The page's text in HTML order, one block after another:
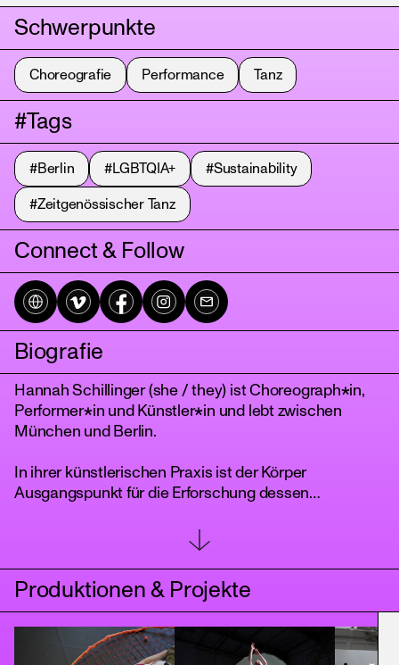
Schwerpunkte
Choreografie Performance Tanz
#Tags
#Berlin #LGBTQIA+ #Sustainability
#Zeitgenössischer Tanz
Connect & Follow
Biografie
Hannah Schillinger (she / they) ist Choreograph*in,
Performer*in und Künstler*in und lebt zwischen
München und Berlin.
In ihrer künstlerischen Praxis ist der Körper
Ausgangspunkt für die Erforschung dessen
Erfahrung und Vorstellungskraft durch Bewegung,
Ihre Arbeiten beschäftigen sich kritisch mit
europäischem Kulturerbe. Sie befinden sich im Dialog
mit westlicher Moderne und Postmoderne, kritischem
Weißsein und queer lesbischem Feminismus. Ihre
Produktionen & Projekte